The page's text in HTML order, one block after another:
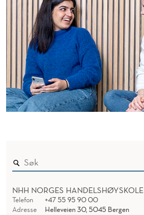
NHH NORGES HANDELSHØYSKOLE
Telefon
+47 55 95 90 00
Adresse
Helleveien 30, 5045 Bergen